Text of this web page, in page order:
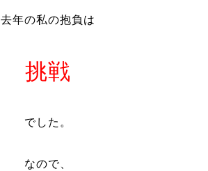
去年の私の抱負は
挑戦
でした。
なので、